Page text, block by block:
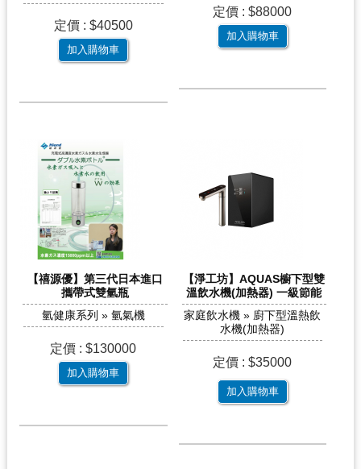
定價 : $40500
加入購物車
定價 : $88000
加入購物車
【禧源優】第三代日本進口
攜帶式雙氫瓶
氫健康系列 » 氫氣機
定價 : $130000
加入購物車
【淨工坊】AQUAS櫥下型雙
溫飲水機(加熱器) 一級節能
家庭飲水機 » 廚下型溫熱飲
水機(加熱器)
定價 : $35000
加入購物車